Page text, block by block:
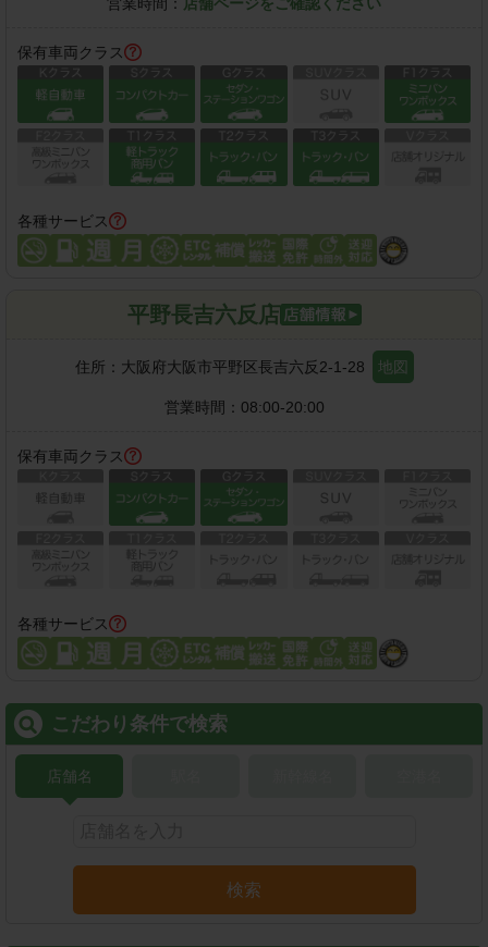
保有車両クラス
各種サービス
平野長吉六反店
住所： 大阪府大阪市平野区長吉六反2-1-28 地図
営業時間： 08:00-20:00
保有車両クラス
各種サービス
こだわり条件で検索
店舗名
検索